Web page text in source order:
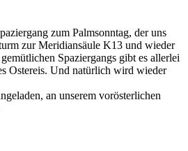
zum Palmsonntag, der uns
zur Meridiansäule K13 und wieder
Spaziergangs gibt es allerlei
Ostereis. Und natürlich wird wieder
an unserem vorösterlichen